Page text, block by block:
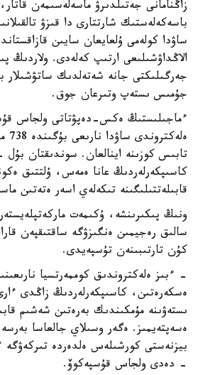
زاڭنامانى جەتىلدىرۋ ماسەلەسىمەن
باسەكەلەستىك شارتتارى دا قىزۋ
ساۋدا كولەمى ۇلعايعان سايىن
الاڭداۋشىلىعى ارتىپ كەلەدى. ولاردىڭ
جەرگىلىكتى جانە شەتەلدىك ساتۋشىلار
جۇمىس ىستەپ وتىرعان جوق.
ءماجىلىستىڭ ەكس-دەپۋتاتى ولجاس
تابىس كوزىنە اينالعان. سوندىقتان
كاسىپكەرلەردىڭ عانا ەمەس، ۇلتتىق
قابىلەتتىلىگىنە تىكەلەي اسەر ەتەتىن
ونىڭ پىكىرىنشە، ۇكىمەت
سالىق رەجيمىن ەنگىزۋگە ساقتىقپەن
كۇن تارتىبىنەن تۇسپەيدى.
- ءبىز ەلەكتروندىق كوممەرتسيا
ەسكەرەتىن، كاسىپكەرلەردىڭ زاڭدى
ىستەۋىنە مۇمكىندىك بەرەتىن شەشىم
ەسەپتەيمىز. ەگەر وسىلاي جالعاسا
بيزنەستى كورشىلەس ەلدەردە تىركەۋگە
- دەدى ولجاس قۇسپەكوۆ.